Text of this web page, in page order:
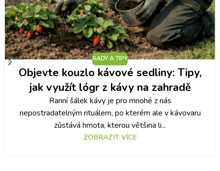
RADY A TIPY
Objevte kouzlo kávové sedliny: Tipy,
jak využít lógr z kávy na zahradě
Ranní šálek kávy je pro mnohé z nás
nepostradatelným rituálem, po kterém ale v kávovaru
zůstává hmota, kterou většina li...
ZOBRAZIT VÍCE